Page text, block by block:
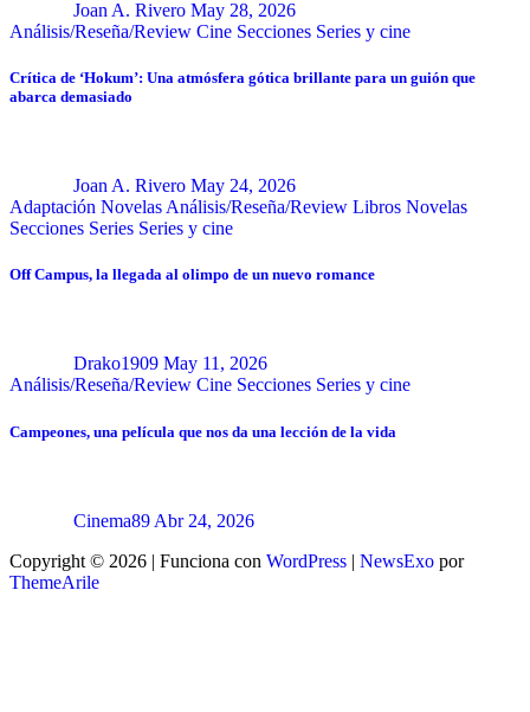
Joan A. Rivero May 28, 2026
Análisis/Reseña/Review Cine Secciones Series y cine
Crítica de ‘Hokum’: Una atmósfera gótica brillante para un guión que
abarca demasiado
Joan A. Rivero May 24, 2026
Adaptación Novelas Análisis/Reseña/Review Libros Novelas
Secciones Series Series y cine
Off Campus, la llegada al olimpo de un nuevo romance
Drako1909 May 11, 2026
Análisis/Reseña/Review Cine Secciones Series y cine
Campeones, una película que nos da una lección de la vida
Cinema89 Abr 24, 2026
Copyright © 2026 | Funciona con WordPress | NewsExo por
ThemeArile